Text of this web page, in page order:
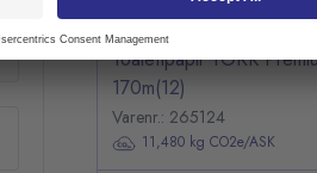
Toalettpapir TORK
170m(12)
Varenr.: 265124
11,480 kg CO2e/ASK